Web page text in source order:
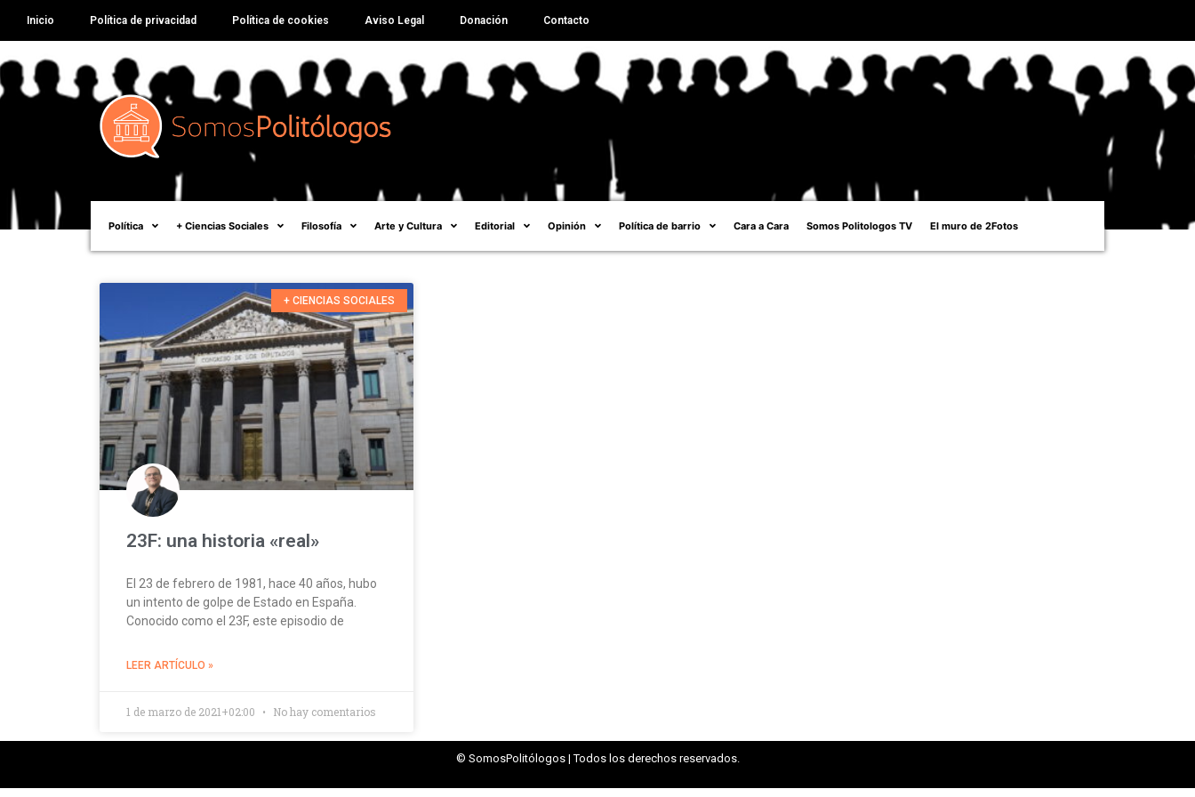
Inicio Política de privacidad Política de cookies Aviso Legal Donación Contacto
Política + Ciencias Sociales Filosofía Arte y Cultura Editorial Opinión Política de barrio Cara a Cara Somos Politologos TV El muro de 2Fotos
+ CIENCIAS SOCIALES
23F: una historia «real»
El 23 de febrero de 1981, hace 40 años, hubo
un intento de golpe de Estado en España.
Conocido como el 23F, este episodio de
LEER ARTÍCULO »
1 de marzo de 2021+02:00 No hay comentarios
© SomosPolitólogos | Todos los derechos reservados.